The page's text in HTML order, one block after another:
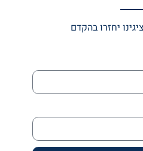
יחזרו בהקדם